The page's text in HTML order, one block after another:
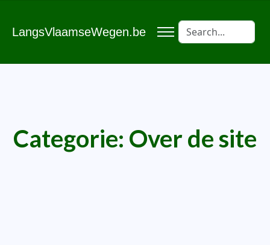
LangsVlaamseWegen.be
Categorie: Over de site